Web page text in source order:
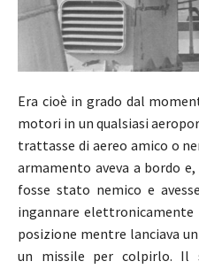
Era cioè in grado dal
motori in un qualsiasi
trattasse di aereo amico o
armamento aveva a bordo
fosse stato nemico e
ingannare
posizione mentre lanciava
un missile per colpirlo. Il